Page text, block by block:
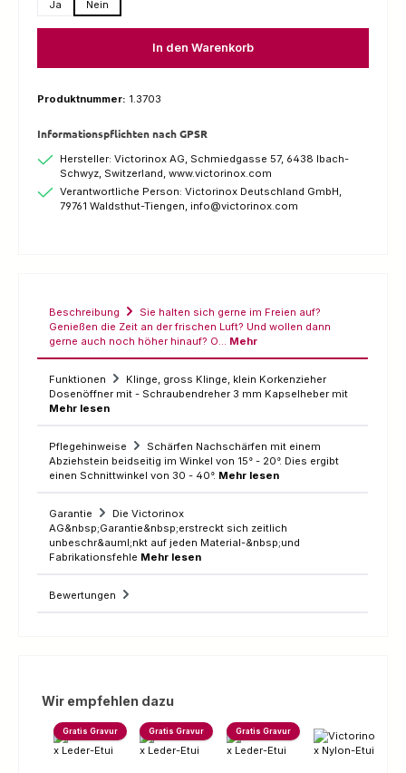
Ja Nein
In den Warenkorb
Produktnummer: 1.3703
Informationspflichten nach GPSR
Hersteller: Victorinox AG, Schmiedgasse 57, 6438 Ibach-
Schwyz, Switzerland, www.victorinox.com
Verantwortliche Person: Victorinox Deutschland GmbH,
79761 Waldsthut-Tiengen, info@victorinox.com
Beschreibung
Sie halten sich gerne im Freien auf?
Genießen die Zeit an der frischen Luft? Und wollen dann
gerne auch noch höher hinauf? O… Mehr
Funktionen
Klinge, gross Klinge, klein Korkenzieher
Dosenöffner mit - Schraubendreher 3 mm Kapselheber mit
Mehr lesen
Pflegehinweise
Schärfen Nachschärfen mit einem
Abziehstein beidseitig im Winkel von 15° - 20°. Dies ergibt
einen Schnittwinkel von 30 - 40°. Mehr lesen
Garantie
Die Victorinox
AG&nbsp;Garantie&nbsp;erstreckt sich zeitlich
unbeschr&auml;nkt auf jeden Material-&nbsp;und
Fabrikationsfehle Mehr lesen
Bewertungen
Produktgalerie überspringen
Wir empfehlen dazu
Gratis Gravur Gratis Gravur Gratis Gravur